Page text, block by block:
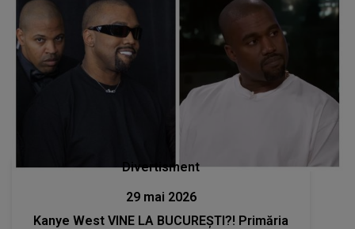
Divertisment
29 mai 2026
Kanye West VINE LA BUCUREȘTI?! Primăria